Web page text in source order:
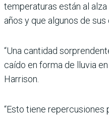
temperaturas están al
años y que algunos de
“Una cantidad
caído en forma de lluvia
Harrison.
“Esto tiene repercusiones